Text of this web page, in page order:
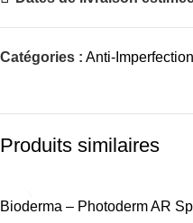
Catégories : Anti-
Produits similaires
Bioderma – Photoderm AR